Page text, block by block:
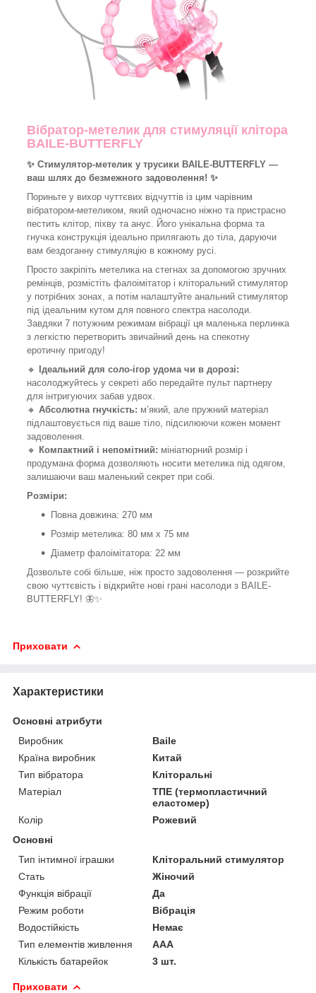
Вібратор-метелик для стимуляції клітора
BAILE-BUTTERFLY
✨ Стимулятор-метелик у трусики BAILE-BUTTERFLY —
ваш шлях до безмежного задоволення! ✨
Пориньте у вихор чуттєвих відчуттів із цим чарівним
вібратором-метеликом, який одночасно ніжно та пристрасно
пестить клітор, піхву та анус. Його унікальна форма та
гнучка конструкція ідеально прилягають до тіла, даруючи
вам бездоганну стимуляцію в кожному русі.
Просто закріпіть метелика на стегнах за допомогою зручних
ремінців, розмістіть фалоімітатор і кліторальний стимулятор
у потрібних зонах, а потім налаштуйте анальний стимулятор
під ідеальним кутом для повного спектра насолоди.
Завдяки 7 потужним режимам вібрації ця маленька перлинка
з легкістю перетворить звичайний день на спекотну
еротичну пригоду!
🔸
Ідеальний для соло-ігор удома чи в дорозі:
насолоджуйтесь у секреті або передайте пульт партнеру
для інтригуючих забав удвох.
🔸 Абсолютна гнучкість: м’який, але пружний матеріал
підлаштовується під ваше тіло, підсилюючи кожен момент
задоволення.
🔸 Компактний і непомітний: мініатюрний розмір і
продумана форма дозволяють носити метелика під одягом,
залишаючи ваш маленький секрет при собі.
Розміри:
Повна довжина: 270 мм
Розмір метелика: 80 мм x 75 мм
Діаметр фалоімітатора: 22 мм
Дозвольте собі більше, ніж просто задоволення — розкрийте
свою чуттєвість і відкрийте нові грані насолоди з BAILE-
BUTTERFLY! 🦋✨
Приховати
Характеристики
Основні атрибути
Виробник
Baile
Країна виробник
Китай
Тип вібратора
Кліторальні
Матеріал
ТПЕ (термопластичний
еластомер)
Колір
Рожевий
Основні
Тип інтимної іграшки
Кліторальний стимулятор
Стать
Жіночий
Функція вібрації
Да
Режим роботи
Вібрація
Водостійкість
Немає
Тип елементів живлення
AAA
Кількість батарейок
3 шт.
Приховати